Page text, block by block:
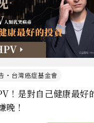
！是對自己健康最好
晚！
・台灣癌症基金會